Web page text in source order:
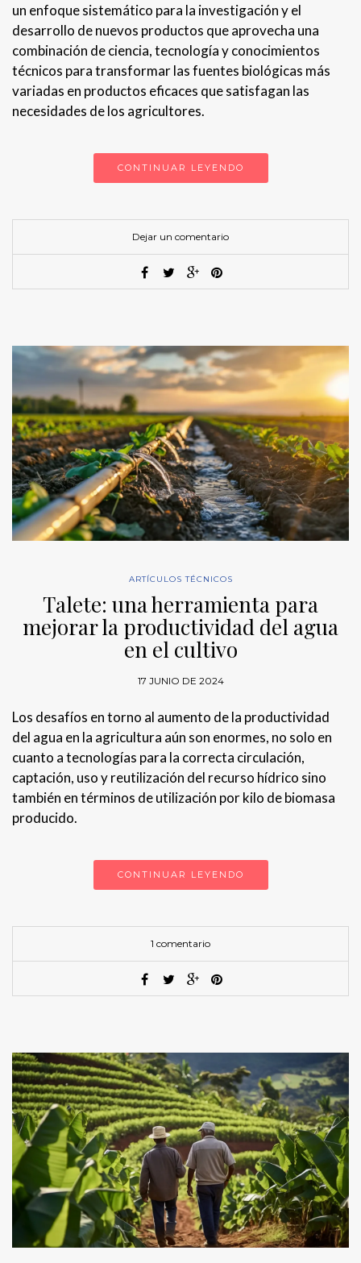
un enfoque sistemático para la investigación y el
desarrollo de nuevos productos que aprovecha una
combinación de ciencia, tecnología y conocimientos
técnicos para transformar las fuentes biológicas más
variadas en productos eficaces que satisfagan las
necesidades de los agricultores.
CONTINUAR LEYENDO
Dejar un comentario
ARTÍCULOS TÉCNICOS
Talete: una herramienta para
mejorar la productividad del agua
en el cultivo
17 JUNIO DE 2024
Los desafíos en torno al aumento de la productividad
del agua en la agricultura aún son enormes, no solo en
cuanto a tecnologías para la correcta circulación,
captación, uso y reutilización del recurso hídrico sino
también en términos de utilización por kilo de biomasa
producido.
CONTINUAR LEYENDO
1 comentario